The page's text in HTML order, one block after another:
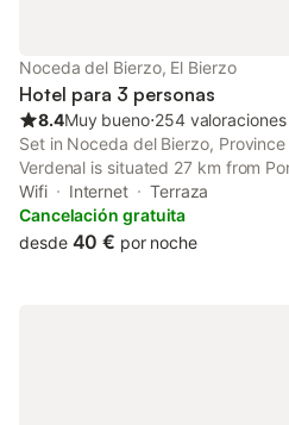
Noceda del Bierzo, El Bierzo
Hotel para 3 personas
8.4Muy bueno⋅254 valoraciones
Set in Noceda del Bierzo,
Verdenal is situated 27 km from
garden, the 3-star hotel has air-
WiFi, each with a private bathroom.
Wifi Internet
Terraza
Cancelación gratuita
desde 40 € por noche